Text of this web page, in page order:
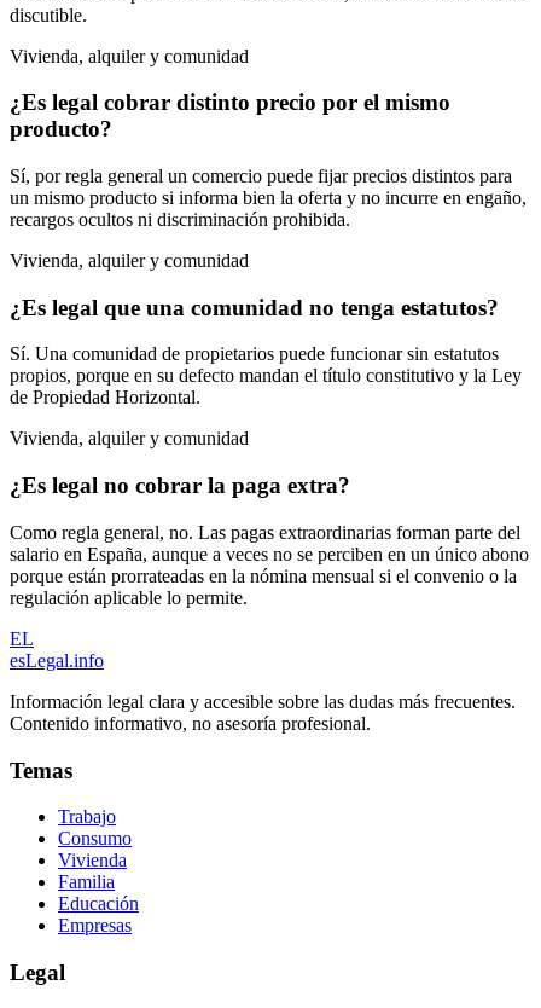
discutible.
Vivienda, alquiler y comunidad
¿Es legal cobrar distinto precio por el mismo
producto?
Sí, por regla general un comercio puede fijar precios distintos para
un mismo producto si informa bien la oferta y no incurre en engaño,
recargos ocultos ni discriminación prohibida.
Vivienda, alquiler y comunidad
¿Es legal que una comunidad no tenga estatutos?
Sí. Una comunidad de propietarios puede funcionar sin estatutos
propios, porque en su defecto mandan el título constitutivo y la Ley
de Propiedad Horizontal.
Vivienda, alquiler y comunidad
¿Es legal no cobrar la paga extra?
Como regla general, no. Las pagas extraordinarias forman parte del
salario en España, aunque a veces no se perciben en un único abono
porque están prorrateadas en la nómina mensual si el convenio o la
regulación aplicable lo permite.
EL
esLegal.info
Información legal clara y accesible sobre las dudas más frecuentes.
Contenido informativo, no asesoría profesional.
Temas
Trabajo
Consumo
Vivienda
Familia
Educación
Empresas
Legal